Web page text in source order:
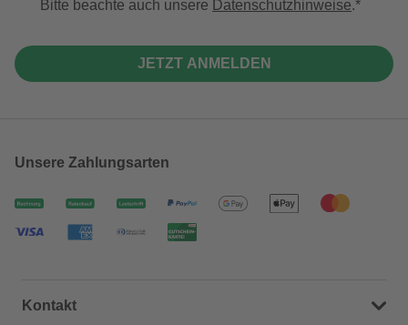
Bitte beachte auch unsere Datenschutzhinweise.
JETZT ANMELDEN
Unsere Zahlungsarten
Kontakt